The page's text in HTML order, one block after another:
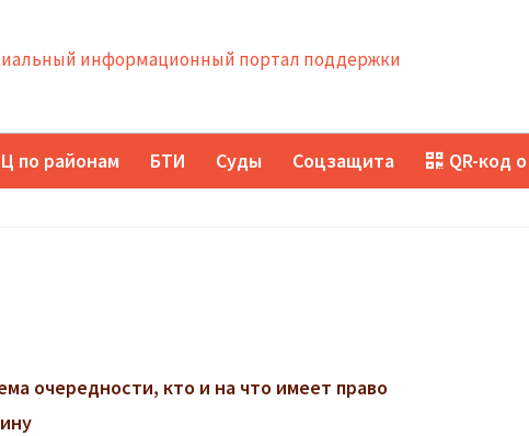
информационный портал поддержки
по районам БТИ Суды Соцзащита QR-код
очередности, кто и на что имеет право